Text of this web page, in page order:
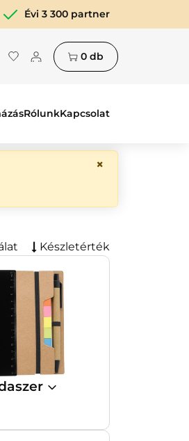
Évi 3 300 partner
0 db
RólunkKapcsolat
×
Készletérték